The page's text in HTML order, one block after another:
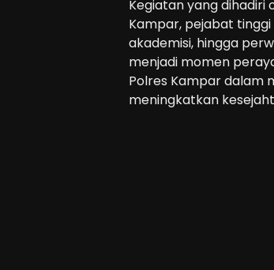
Kegiatan yang
Kampar, pejabat
akademisi, hingga
menjadi momen
Polres Kampar dalam
meningkatkan